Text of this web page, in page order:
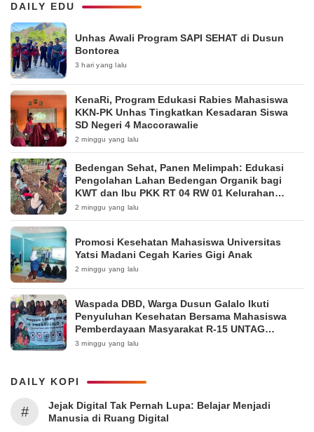
DAILY EDU
Unhas Awali Program SAPI SEHAT di Dusun
Bontorea
3 hari yang lalu
KenaRi, Program Edukasi Rabies Mahasiswa
KKN-PK Unhas Tingkatkan Kesadaran Siswa
SD Negeri 4 Maccorawalie
2 minggu yang lalu
Bedengan Sehat, Panen Melimpah: Edukasi
Pengolahan Lahan Bedengan Organik bagi
KWT dan Ibu PKK RT 04 RW 01 Kelurahan
Pakintelan
2 minggu yang lalu
Promosi Kesehatan Mahasiswa Universitas
Yatsi Madani Cegah Karies Gigi Anak
2 minggu yang lalu
Waspada DBD, Warga Dusun Galalo Ikuti
Penyuluhan Kesehatan Bersama Mahasiswa
Pemberdayaan Masyarakat R-15 UNTAG
Surabaya 2026
3 minggu yang lalu
DAILY KOPI
#
Jejak Digital Tak Pernah Lupa: Belajar Menjadi
Manusia di Ruang Digital